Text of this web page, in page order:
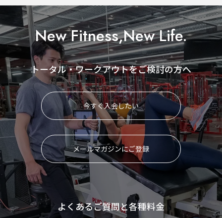
New Fitness,New Life.
トータル・ワークアウトをご検討の方へ
今すぐ入会したい
メールマガジンにご登録
よくあるご質問と各種料金